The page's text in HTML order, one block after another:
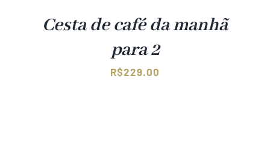
Cesta de café da manhã
para 2
R$229.00